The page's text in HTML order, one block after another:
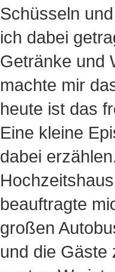
Schüsseln
ich dabei
Getränke und
machte mir
heute ist das
Eine kleine
dabei
beauftragte
großen
und die Gäste